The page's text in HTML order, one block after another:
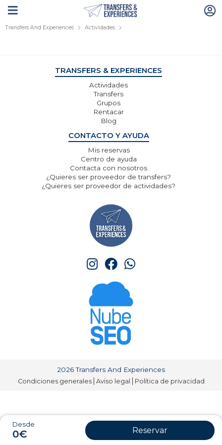
Transfers And Experiences Actividades
Desde
0€ Reservar
TRANSFERS & EXPERIENCES
Actividades
Transfers
Grupos
Rentacar
Blog
CONTACTO Y AYUDA
Mis reservas
Centro de ayuda
Contacta con nosotros
¿Quieres ser proveedor de transfers?
¿Quieres ser proveedor de actividades?
2026 Transfers And Experiences
Condiciones generales Aviso legal Política de privacidad